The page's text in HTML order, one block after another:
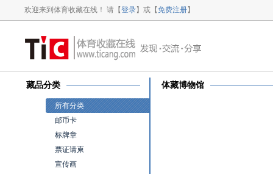
欢迎来到体育收藏在线！ 请【登录】或【免费注册】
藏品分类
所有分类
邮币卡
标牌章
票证请柬
宣传画
体藏博物馆